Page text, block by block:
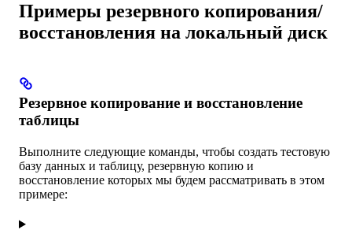
Примеры резервного копирования/
восстановления на локальный диск
Резервное копирование и восстановление
таблицы
Выполните следующие команды, чтобы создать тестовую
базу данных и таблицу, резервную копию и
восстановление которых мы будем рассматривать в этом
примере: